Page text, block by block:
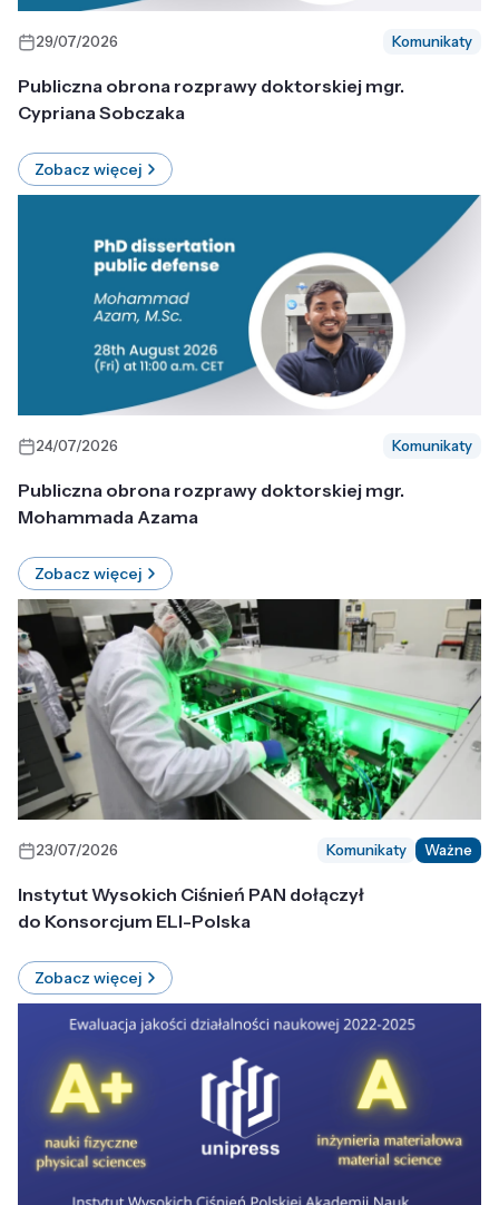
29/07/2026 Komunikaty
Publiczna obrona rozprawy doktorskiej mgr.
Cypriana Sobczaka
Zobacz więcej
24/07/2026 Komunikaty
Publiczna obrona rozprawy doktorskiej mgr.
Mohammada Azama
Zobacz więcej
23/07/2026 Komunikaty Ważne
Instytut Wysokich Ciśnień PAN dołączył
do Konsorcjum ELI-Polska
Zobacz więcej